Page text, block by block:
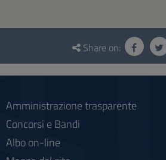
Questionnaire
social
Share on:
Amministrazione trasparente
Concorsi e Bandi
Albo on-line